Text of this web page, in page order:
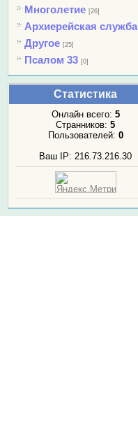
Многолетие [26]
Архиерейская служба
Другое [25]
Псалом 33 [0]
Статистика
Онлайн всего: 5
Странников: 5
Пользователей: 0
Ваш IP: 216.73.216.30